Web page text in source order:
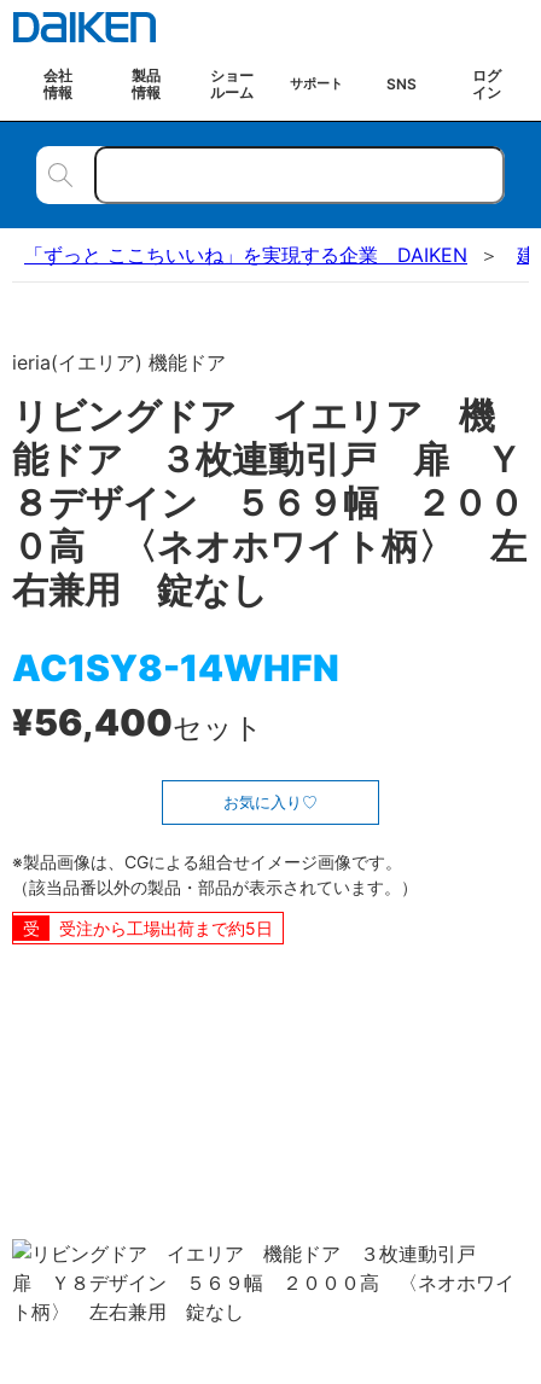
会社
情報
製品
情報
ショー
ルーム
サポート SNS
ログ
イン
「ずっと ここちいいね」を実現する企業 DAIKEN 建
ieria(イエリア) 機能ドア
リビングドア イエリア 機
能ドア ３枚連動引戸 扉 Ｙ
８デザイン ５６９幅 ２００
０高 〈ネオホワイト柄〉 左
右兼用 錠なし
AC1SY8-14WHFN
¥56,400セット
お気に入り
※製品画像は、CGによる組合せイメージ画像です。
（該当品番以外の製品・部品が表示されています。）
受注から工場出荷まで約5日